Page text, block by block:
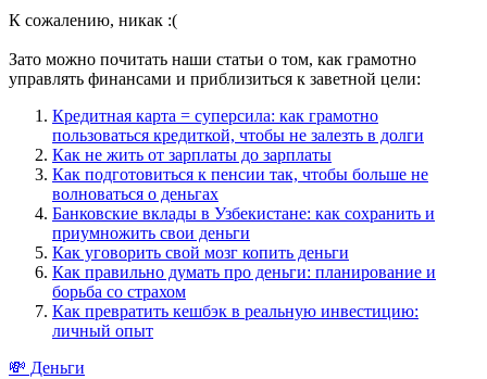
К сожалению, никак :(
Зато можно почитать наши статьи о том, как грамотно
управлять финансами и приблизиться к заветной цели:
Кредитная карта = суперсила: как грамотно
пользоваться кредиткой, чтобы не залезть в долги
Как не жить от зарплаты до зарплаты
Как подготовиться к пенсии так, чтобы больше не
волноваться о деньгах
Банковские вклады в Узбекистане: как сохранить и
приумножить свои деньги
Как уговорить свой мозг копить деньги
Как правильно думать про деньги: планирование и
борьба со страхом
Как превратить кешбэк в реальную инвестицию:
личный опыт
💸 Деньги